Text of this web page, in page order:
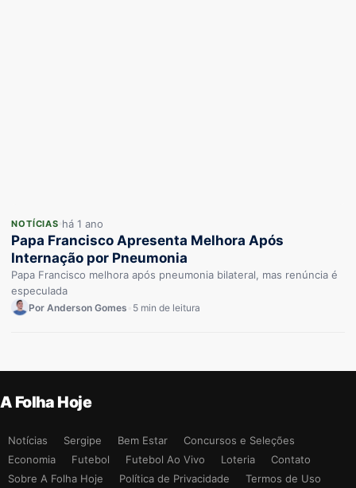
NOTÍCIAS há 1 ano
Papa Francisco Apresenta Melhora Após
Internação por Pneumonia
Papa Francisco melhora após pneumonia bilateral, mas renúncia é
especulada
Por Anderson Gomes 5 min de leitura
A Folha Hoje
Notícias Sergipe Bem Estar
Concursos e Seleções
Economia
Futebol Futebol Ao Vivo Loteria
Contato
Sobre A Folha Hoje
Política de Privacidade Termos de Uso